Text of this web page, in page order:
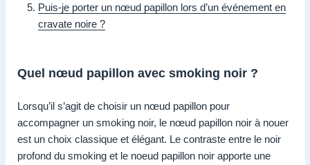
Puis-je porter un nœud papillon lors d’un événement en
cravate noire ?
Quel nœud papillon avec smoking noir ?
Lorsqu’il s’agit de choisir un nœud papillon pour
accompagner un smoking noir, le nœud papillon noir à nouer
est un choix classique et élégant. Le contraste entre le noir
profond du smoking et le noeud papillon noir apporte une